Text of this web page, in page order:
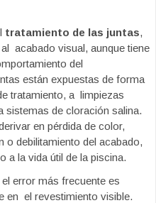
tratamiento de las juntas,
acabado visual, aunque tiene
del
están expuestas de forma
tratamiento, a limpiezas
sistemas de cloración salina.
en pérdida de color,
o debilitamiento del acabado,
a la vida útil de la piscina.
error más frecuente es
en el revestimiento visible.